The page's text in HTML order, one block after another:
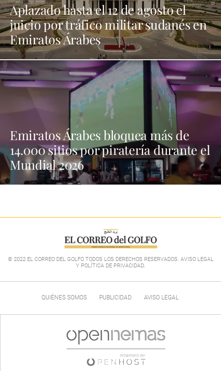
Aplazado hasta el 12 de agosto el
juicio por tráfico militar sudanés en
Emiratos Árabes
Emiratos Árabes bloquea más de
14.000 sitios por piratería durante el
Mundial 2026
© 2022 EL CORREO DEL GOLFO TODOS LOS DERECHOS RESERVADOS. AVISO LEGAL
Y POLÍTICA DE PRIVACIDAD.
QUIÉNES SOMOS PUBLICIDAD AVISO LEGAL